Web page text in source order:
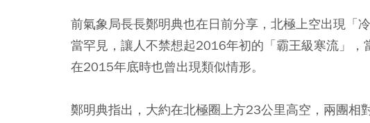
前氣象局長長鄭明典也在日前分享，北極上空出現「
當罕見，讓人不禁想起2016年初的「霸王級寒流」，
在2015年底時也曾出現類似情形。
鄭明典指出，大約在北極圈上方23公里高空，兩團相